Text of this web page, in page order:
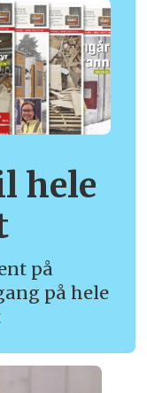
hele
på
på hele